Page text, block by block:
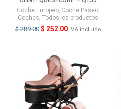
Coche Europeo, Coche Paseo,
Coches, Todos los productos
$289.00 $ 252.00 IVA incluído